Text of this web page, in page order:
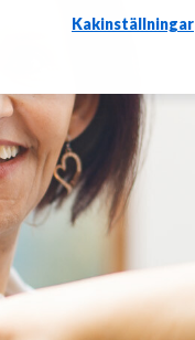
Kakinställningar